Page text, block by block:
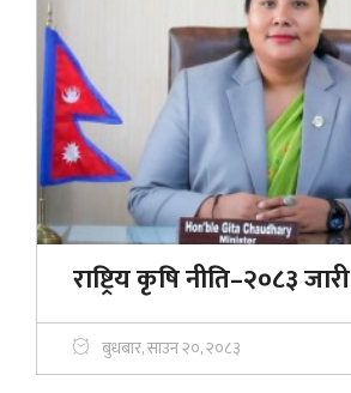
राष्ट्रिय कृषि नीति–२०८३ जारी
बुधबार, साउन २०, २०८३